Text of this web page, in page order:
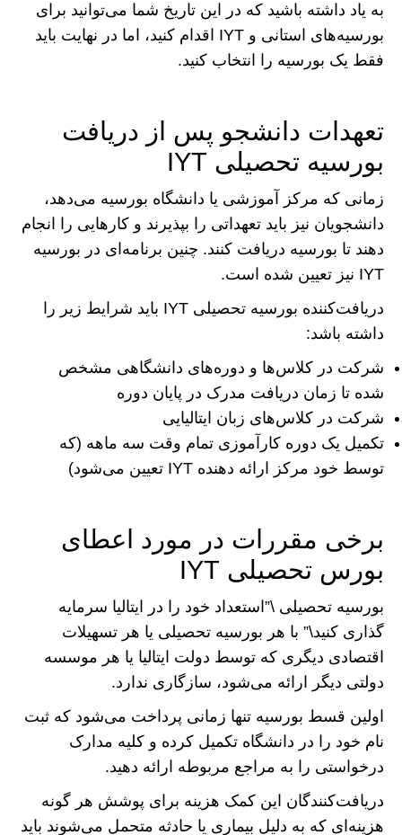
به یاد داشته باشید که در این تاریخ شما می‌توانید برای
بورسیه‌های استانی و IYT اقدام کنید، اما در نهایت باید
فقط یک بورسیه را انتخاب کنید.
تعهدات دانشجو پس از دریافت
بورسیه تحصیلی IYT
زمانی که مرکز آموزشی یا دانشگاه بورسیه می‌دهد،
دانشجویان نیز باید تعهداتی را بپذیرند و کار‌هایی را انجام
دهند تا بورسیه دریافت کنند. چنین برنامه‌ای در بورسیه
IYT نیز تعیین شده است.
دریافت‌کننده بورسیه تحصیلی IYT باید شرایط زیر را
داشته باشد:
شرکت در کلاس‌ها و دوره‌های دانشگاهی مشخص
شده تا زمان دریافت مدرک در پایان دوره
شرکت در کلاس‌های زبان ایتالیایی
تکمیل یک دوره کارآموزی تمام وقت سه ماهه (که
توسط خود مرکز ارائه دهنده IYT تعیین می‌شود)
برخی مقررات در مورد اعطای
بورس تحصیلی IYT
بورسیه تحصیلی \”استعداد خود را در ایتالیا سرمایه
گذاری کنید\” با هر بورسیه تحصیلی یا هر تسهیلات
اقتصادی دیگری که توسط دولت ایتالیا یا هر موسسه
دولتی دیگر ارائه می‌شود، سازگاری ندارد.
اولین قسط بورسیه تنها زمانی پرداخت می‌شود که ثبت
نام خود را در دانشگاه تکمیل کرده و کلیه مدارک
درخواستی را به مراجع مربوطه ارائه دهید.
دریافت‌کنندگان این کمک هزینه برای پوشش هر گونه
هزینه‌ای که به دلیل بیماری یا حادثه متحمل می‌شوند باید